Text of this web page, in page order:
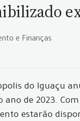
e Finanças
do Iguaçu
de 2023.
estarão